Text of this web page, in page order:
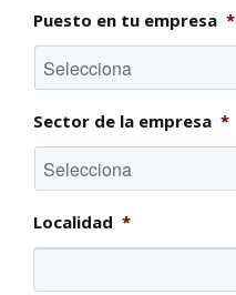
Puesto en tu empresa *
Sector de la empresa *
Localidad *